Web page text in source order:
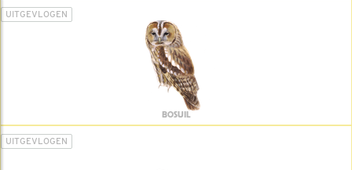
UITGEVLOGEN
BOSUIL
UITGEVLOGEN